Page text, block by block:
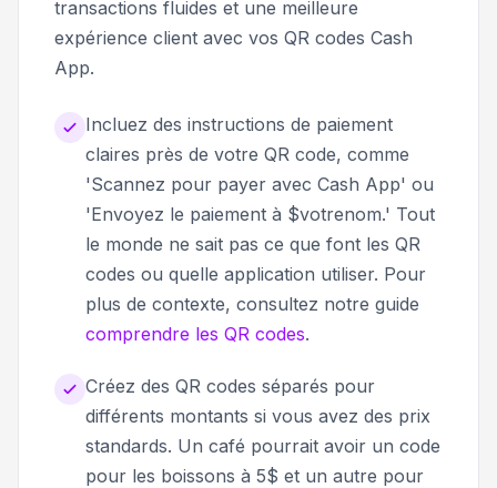
transactions fluides et une meilleure
expérience client avec vos QR codes Cash
App.
Incluez des instructions de paiement
claires près de votre QR code, comme
'Scannez pour payer avec Cash App' ou
'Envoyez le paiement à $votrenom.' Tout
le monde ne sait pas ce que font les QR
codes ou quelle application utiliser. Pour
plus de contexte, consultez notre guide
comprendre les QR codes.
Créez des QR codes séparés pour
différents montants si vous avez des prix
standards. Un café pourrait avoir un code
pour les boissons à 5$ et un autre pour